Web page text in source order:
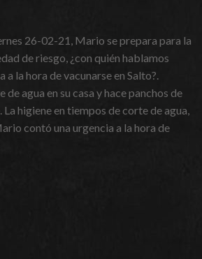
26-02-21, Mario se prepara para la
de riesgo, ¿con quién hablamos
la hora de vacunarse en Salto?.
de agua en su casa y hace panchos de
higiene en tiempos de corte de agua,
contó una urgencia a la hora de